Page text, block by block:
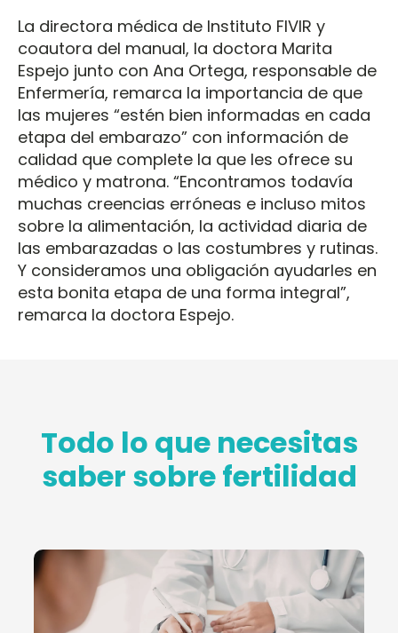
La directora médica de Instituto FIVIR y
coautora del manual, la doctora Marita
Espejo junto con Ana Ortega, responsable de
Enfermería, remarca la importancia de que
las mujeres “estén bien informadas en cada
etapa del embarazo” con información de
calidad que complete la que les ofrece su
médico y matrona. “Encontramos todavía
muchas creencias erróneas e incluso mitos
sobre la alimentación, la actividad diaria de
las embarazadas o las costumbres y rutinas.
Y consideramos una obligación ayudarles en
esta bonita etapa de una forma integral”,
remarca la doctora Espejo.
Todo lo que necesitas
saber sobre fertilidad